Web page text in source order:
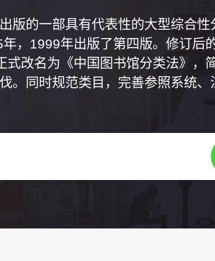
版的一部具有代表性的大型综合性
，1999年出版了第四版。修订后
改名为《中国图书馆分类法》，
。同时规范类目，完善参照系统、